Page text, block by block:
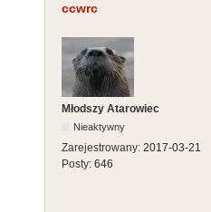
ccwrc
Młodszy Atarowiec
Nieaktywny
Zarejestrowany: 2017-03-21
Posty: 646